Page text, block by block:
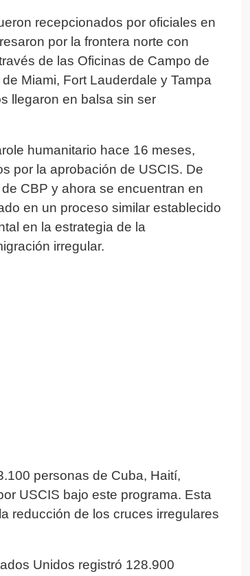
recepcionados por oficiales en
por la frontera norte con
de las Oficinas de Campo de
Miami, Fort Lauderdale y Tampa
llegaron en balsa sin ser
humanitario hace 16 meses,
por la aprobación de USCIS. De
CBP y ahora se encuentran en
en un proceso similar establecido
en la estrategia de la
irregular.
personas de Cuba, Haití,
USCIS bajo este programa. Esta
reducción de los cruces irregulares
Unidos registró 128.900